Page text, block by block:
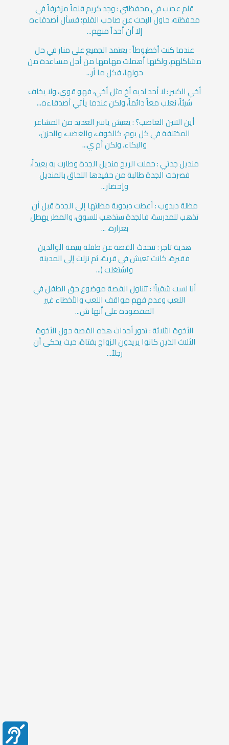
قلم عجيب في محفظتي : وجد كريم قلماً مزخرفاً في
محفظته، حاول البحث عن صاحب القلم؛ فسأل أصدقاءه
إلا أن أحداً منهم...
عندما كنت أخطبوطاً : يعتمد الجميع على منار في حل
مشاكلهم، ولكنها أهملت مهامها من أجل مساعدة من
حولها، فكل ما أر...
أخي الكبير : لا أحد لديه أخ مثل أخي، فهو قوي، ولا يخاف
شيئاً، نعلب معاً دائماً، ولكن عندما يأتي أصدقاءه...
أين التنين الغاضب؟ : يعيش ياسر العديد من المشاعر
المختلفة في كل يوم، كالخوف، والغضب، والحزن،
والبكاء. ولكن أم ي...
منديل جدتي : حملت الريح منديل الجدة وطارت به بعيداً،
فصرخت الجدة طالبة من حفيدها اللحاق بالمنديل
وإحضار...
مظلة دبدوب : أعطت دبدوبة مظلتها إلى الجدة قبل أن
تذهب للمدرسة، فالجدة ستذهب للسوق، والمطر يهطل
بغزارة، ...
هدية تاجر : تتحدث القصة عن طفلة يتيمة الوالدين
فقيرة، كانت تعيش في قرية، ثم نزلت إلى المدينة
واشتغلت (...
أنا لست شقياً! : تتناول القصة موضوع حق الطفل في
اللعب وعدم فهم مواقف اللعب والأخطاء غير
المقصودة على أنها ش...
الأخوة الثلاثة : تدور أحداث هذه القصة حول الأخوة
الثلاث الذين كانوا يريدون الزواج بفتاة، حيث يحكى أن
رجلاً...